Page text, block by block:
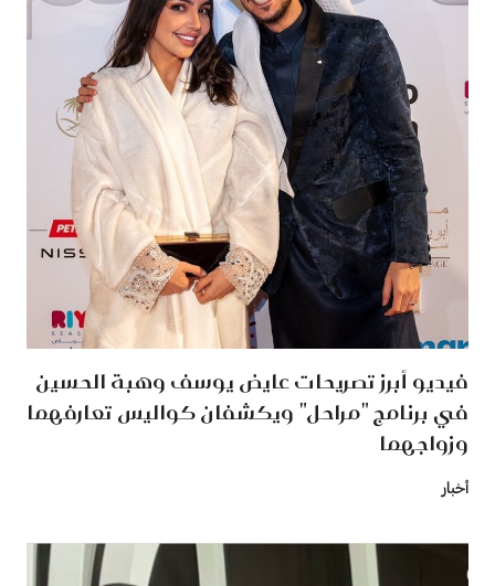
فيديو أبرز تصريحات عايض يوسف وهبة الحسين
في برنامج "مراحل" ويكشفان كواليس تعارفهما
وزواجهما
أخبار